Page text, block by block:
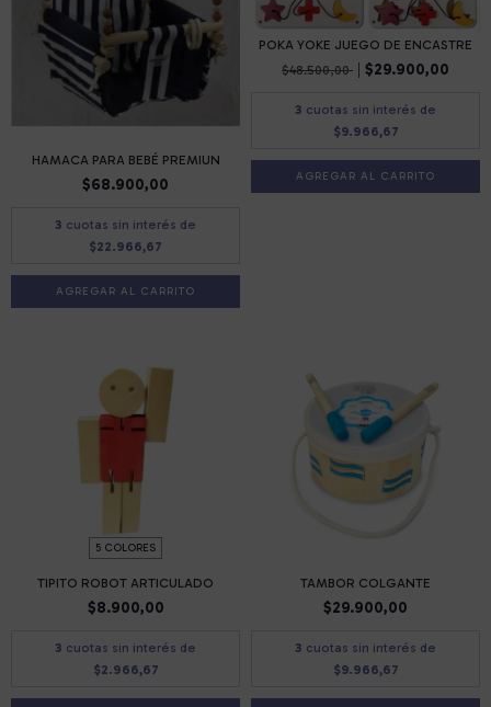
HAMACA PARA BEBÉ PREMIUN
$68.900,00
3 cuotas sin interés de
$22.966,67
AGREGAR AL CARRITO
POKA YOKE JUEGO DE ENCASTRE
$48.500,00
$29.900,00
3 cuotas sin interés de
$9.966,67
5 COLORES
TIPITO ROBOT ARTICULADO
$8.900,00
3 cuotas sin interés de
$2.966,67
TAMBOR COLGANTE
$29.900,00
3 cuotas sin interés de
$9.966,67